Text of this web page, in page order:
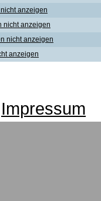
anzeigen
nicht anzeigen
nicht anzeigen
anzeigen
Impressum